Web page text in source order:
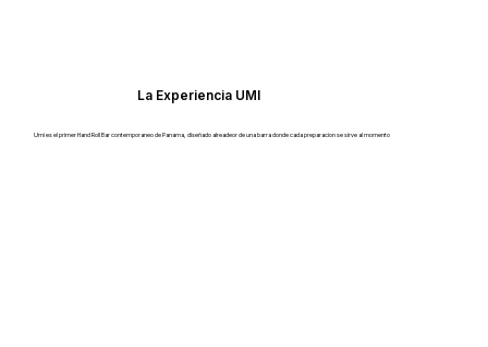
Umi es el primer Hand Roll Bar contemporaneo de Panama, diseñado alreadeor de una barra donde cada preparacion se sirve al momento
La Experiencia UMI